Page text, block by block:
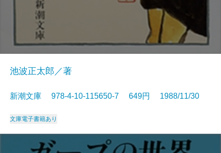
池波正太郎／著
新潮文庫 978-4-10-115650-7 649円 1988/11/30
文庫電子書籍あり